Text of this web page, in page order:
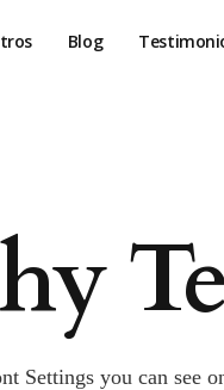
Blog
Settings you can see